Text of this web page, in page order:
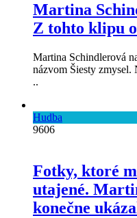
Martina
Z tohto klipu
Martina Schindlerová
názvom Šiesty
..
Hudba
9606
Fotky, ktoré
utajené.
konečne